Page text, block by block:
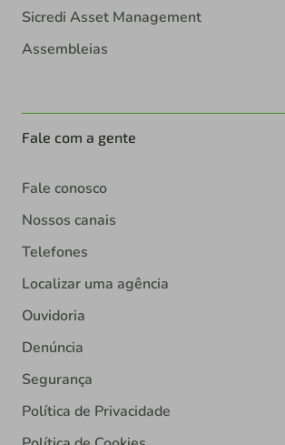
Sicredi Asset Management
Assembleias
Fale com a gente
Fale conosco
Nossos canais
Telefones
Localizar uma agência
Ouvidoria
Denúncia
Segurança
Política de Privacidade